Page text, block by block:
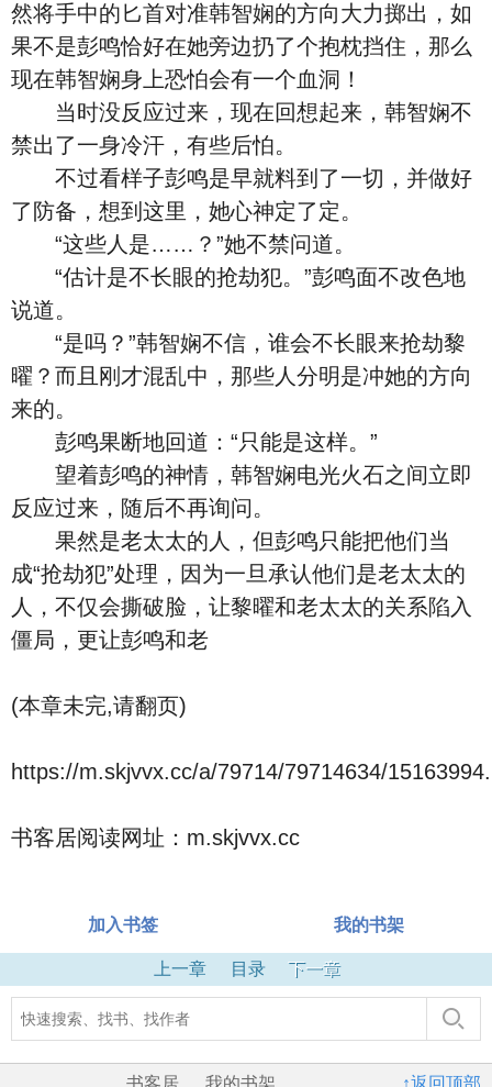
然将手中的匕首对准韩智娴的方向大力掷出，如
果不是彭鸣恰好在她旁边扔了个抱枕挡住，那么
现在韩智娴身上恐怕会有一个血洞！
当时没反应过来，现在回想起来，韩智娴不
禁出了一身冷汗，有些后怕。
不过看样子彭鸣是早就料到了一切，并做好
了防备，想到这里，她心神定了定。
“这些人是……？”她不禁问道。
“估计是不长眼的抢劫犯。”彭鸣面不改色地
说道。
“是吗？”韩智娴不信，谁会不长眼来抢劫黎
曜？而且刚才混乱中，那些人分明是冲她的方向
来的。
彭鸣果断地回道：“只能是这样。”
望着彭鸣的神情，韩智娴电光火石之间立即
反应过来，随后不再询问。
果然是老太太的人，但彭鸣只能把他们当
成“抢劫犯”处理，因为一旦承认他们是老太太的
人，不仅会撕破脸，让黎曜和老太太的关系陷入
僵局，更让彭鸣和老
(本章未完,请翻页)
https://m.skjvvx.cc/a/79714/79714634/
书客居阅读网址：m.skjvvx.cc
加入书签 我的书架
上一章 目录 下一章
↑返回顶部
书客居 我的书架